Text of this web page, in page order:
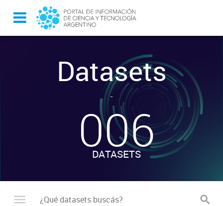
Datasets
-
006
DATASETS